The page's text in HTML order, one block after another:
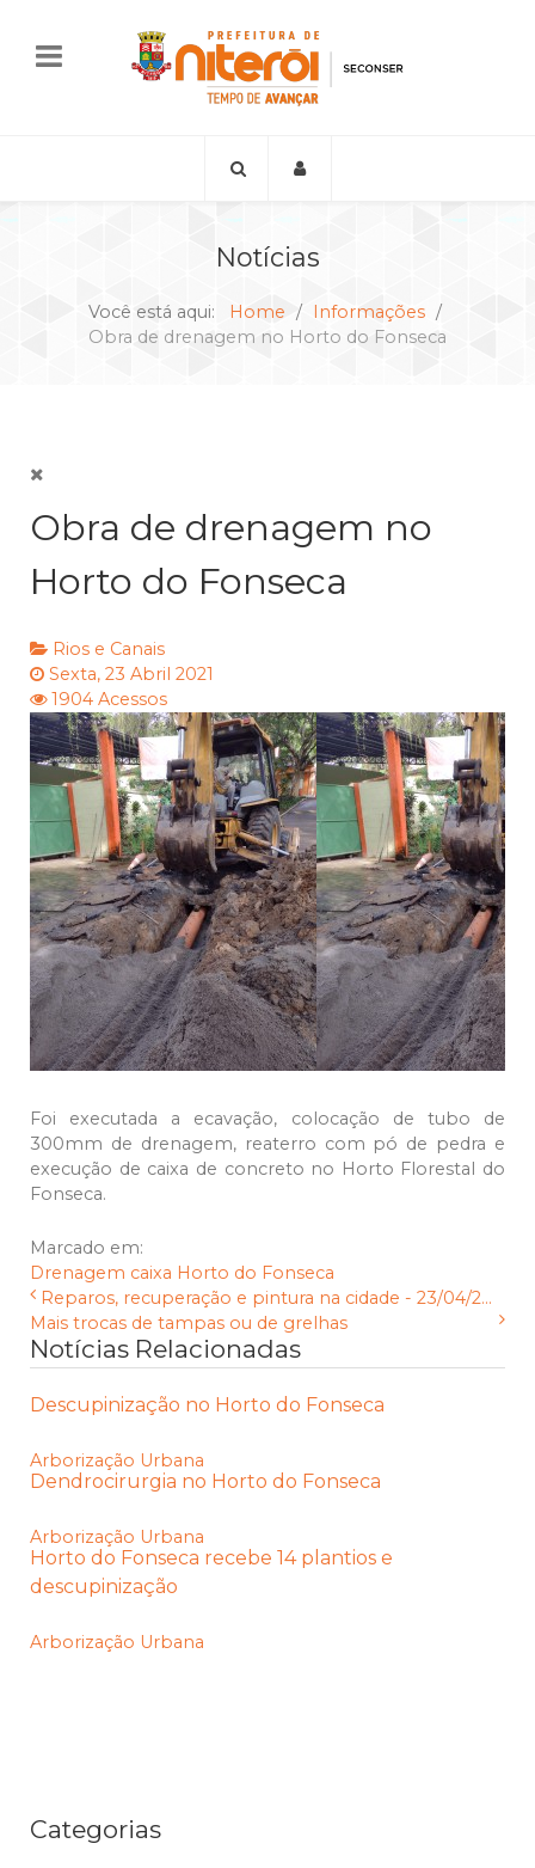
Notícias
Você está aqui: Home
Informações
Obra de drenagem no Horto do Fonseca
Obra de drenagem no
Horto do Fonseca
Rios e Canais
Sexta, 23 Abril 2021
1904 Acessos
Foi executada a ecavação, colocação de tubo de
300mm de drenagem, reaterro com pó de pedra e
execução de caixa de concreto no Horto Florestal do
Fonseca.
Marcado em:
Drenagem caixa Horto do Fonseca
Reparos, recuperação e pintura na cidade - 23/04/2...
Mais trocas de tampas ou de grelhas
Notícias Relacionadas
Descupinização no Horto do Fonseca
Arborização Urbana
Dendrocirurgia no Horto do Fonseca
Arborização Urbana
Horto do Fonseca recebe 14 plantios e
descupinização
Arborização Urbana
Categorias